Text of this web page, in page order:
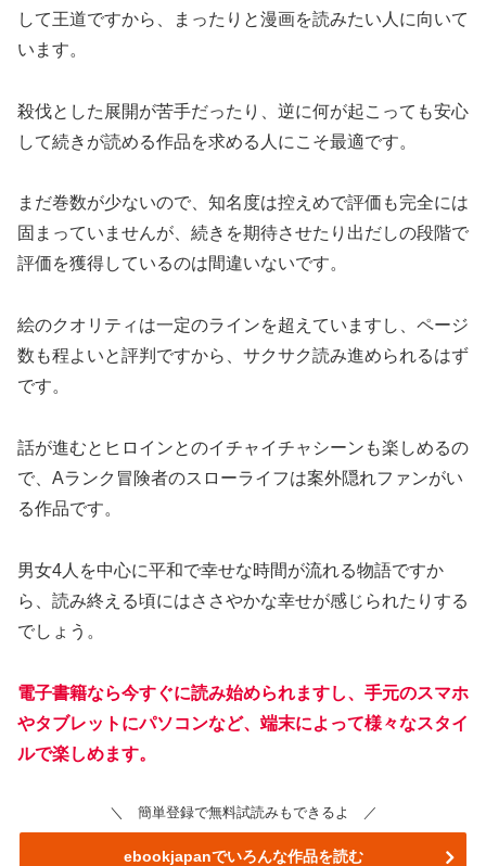
して王道ですから、まったりと漫画を読みたい人に向いて
います。
殺伐とした展開が苦手だったり、逆に何が起こっても安心
して続きが読める作品を求める人にこそ最適です。
まだ巻数が少ないので、知名度は控えめで評価も完全には
固まっていませんが、続きを期待させたり出だしの段階で
評価を獲得しているのは間違いないです。
絵のクオリティは一定のラインを超えていますし、ページ
数も程よいと評判ですから、サクサク読み進められるはず
です。
話が進むとヒロインとのイチャイチャシーンも楽しめるの
で、Aランク冒険者のスローライフは案外隠れファンがい
る作品です。
男女4人を中心に平和で幸せな時間が流れる物語ですか
ら、読み終える頃にはささやかな幸せが感じられたりする
でしょう。
電子書籍なら今すぐに読み始められますし、手元のスマホ
やタブレットにパソコンなど、端末によって様々なスタイ
ルで楽しめます。
＼ 簡単登録で無料試読みもできるよ ／
ebookjapanでいろんな作品を読む